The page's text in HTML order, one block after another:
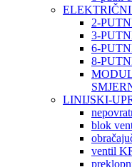
2-
3-
6-
8-
LINIJSKI-
blok
ventil